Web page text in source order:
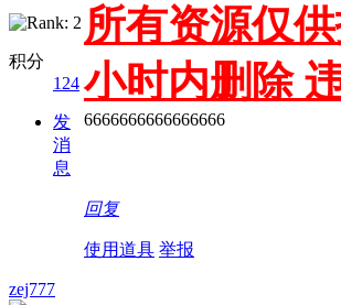
积分
124
发
消
息
所有资源仅
小时内删除
6666666666666666
回复
使用道具 举报
zej777